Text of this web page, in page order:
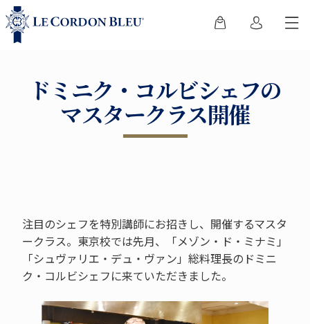
ドミニク・コルビシェフの
マスタークラス開催
注目のシェフを特別講師にお招きし、開催するマスタ
ークラス。東京校では先月、「メゾン・ド・ミナミ」
「シュヴァリエ・デュ・ヴァン」総料理長のドミニ
ク・コルビシェフに来ていただきました。